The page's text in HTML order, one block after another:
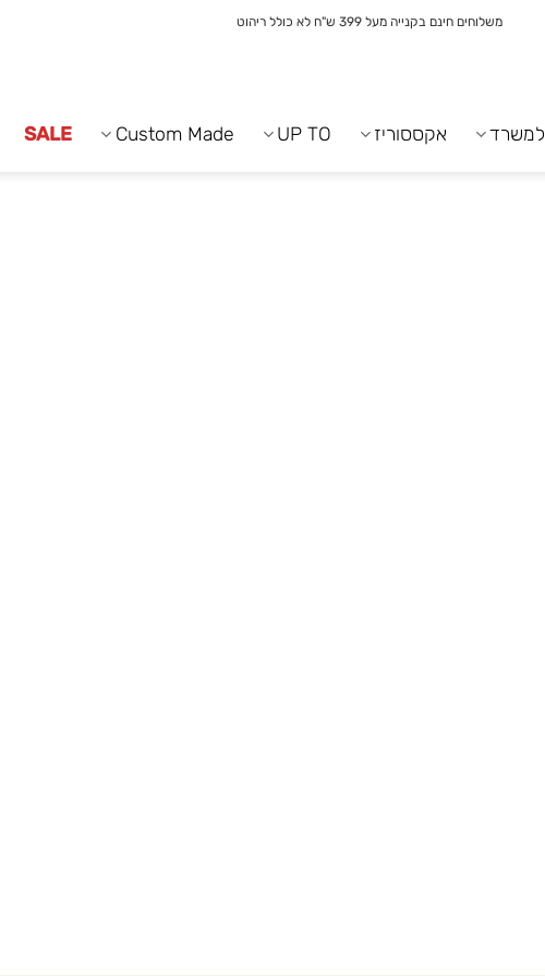
משלוחים חינם בקנייה מעל 399 ש"ח לא כולל ריהוט
למשרד אקססוריז UP TO
Custom Made
SALE